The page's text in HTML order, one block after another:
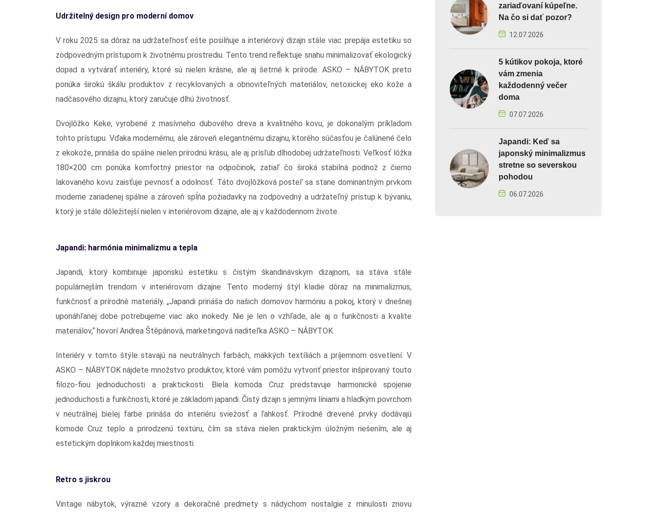
Udržitelný design pro moderní domov
V roku 2025 sa dôraz na udržateľnosť ešte posilňuje a interiérový dizajn stále viac prepája estetiku so
zodpovedným prístupom k životnému prostrediu. Tento trend reflektuje snahu minimalizovať ekologický
dopad a vytvárať interiéry, ktoré sú nielen krásne, ale aj šetrné k prírode. ASKO – NÁBYTOK preto
ponúka širokú škálu produktov z recyklovaných a obnoviteľných materiálov, netoxickej eko kože a
nadčasového dizajnu, ktorý zaručuje dlhú životnosť.
Dvojlôžko Keke, vyrobené z masívneho dubového dreva a kvalitného kovu, je dokonalým príkladom
tohto prístupu. Vďaka modernému, ale zároveň elegantnému dizajnu, ktorého súčasťou je čalúnené čelo
z ekokože, prináša do spálne nielen prírodnú krásu, ale aj prísľub dlhodobej udržateľnosti. Veľkosť lôžka
180×200 cm ponúka komfortný priestor na odpočinok, zatiaľ čo široká stabilná podnož z čierno
lakovaného kovu zaisťuje pevnosť a odolnosť. Táto dvojlôžková posteľ sa stane dominantným prvkom
moderne zariadenej spálne a zároveň spĺňa požiadavky na zodpovedný a udržateľný prístup k bývaniu,
ktorý je stále dôležitejší nielen v interiérovom dizajne, ale aj v každodennom živote.
Japandi: harmónia minimalizmu a tepla
Japandi, ktorý kombinuje japonskú estetiku s čistým škandinávskym dizajnom, sa stáva stále
populárnejším trendom v interiérovom dizajne. Tento moderný štýl kladie dôraz na minimalizmus,
funkčnosť a prírodné materiály. „Japandi prináša do našich domovov harmóniu a pokoj, ktorý v dnešnej
uponáhľanej dobe potrebujeme viac ako inokedy. Nie je len o vzhľade, ale aj o funkčnosti a kvalite
materiálov,“ hovorí Andrea Štěpánová, marketingová riaditeľka ASKO – NÁBYTOK.
Interiéry v tomto štýle stavajú na neutrálnych farbách, mäkkých textíliách a príjemnom osvetlení. V
ASKO – NÁBYTOK nájdete množstvo produktov, ktoré vám pomôžu vytvoriť priestor inšpirovaný touto
filozo-fiou jednoduchosti a praktickosti. Biela komoda Cruz predstavuje harmonické spojenie
jednoduchosti a funkčnosti, ktoré je základom japandi. Čistý dizajn s jemnými líniami a hladkým povrchom
v neutrálnej bielej farbe prináša do interiéru sviežosť a ľahkosť. Prírodné drevené prvky dodávajú
komode Cruz teplo a prirodzenú textúru, čím sa stáva nielen praktickým úložným riešením, ale aj
estetickým doplnkom každej miestnosti.
Retro s jiskrou
Vintage nábytok, výrazné vzory a dekoračné predmety s nádychom nostalgie z minulosti znovu
zariaďovaní kúpeľne.
Na čo si dať pozor?
12.07.2026
5 kútikov pokoja, ktoré
vám zmenia
každodenný večer
doma
07.07.2026
Japandi: Keď sa
japonský minimalizmus
stretne so severskou
pohodou
06.07.2026